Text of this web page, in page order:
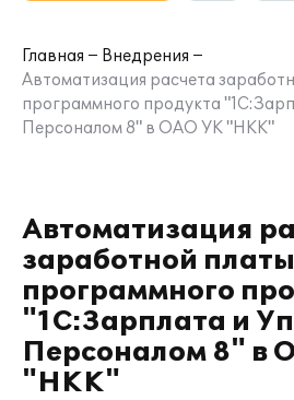
Главная
Внедрения
Автоматизация расчета
программного продукта
Персоналом 8" в ОАО УК "НКК"
Автоматизация
заработной
программного
"1С:Зарплата и
Персоналом 8" в
"НКК"